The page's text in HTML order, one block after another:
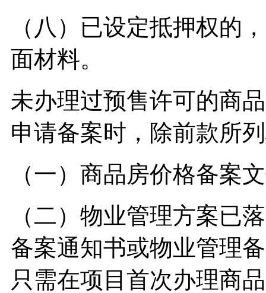
（八）已设定抵押权的
面材料。
未办理过预售许可的商
申请备案时，除前款所
（一）商品房价格备案
（二）物业管理方案已
备案通知书或物业管理
只需在项目首次办理商